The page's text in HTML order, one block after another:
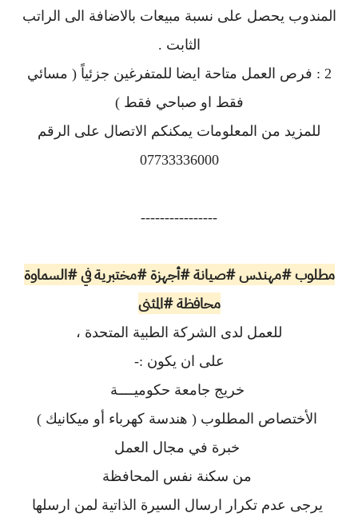
المندوب يحصل على نسبة مبيعات بالاضافة الى الراتب
الثابت .
2 : فرص العمل متاحة ايضا للمتفرغين جزئياً ( مسائي
فقط او صباحي فقط )
للمزيد من المعلومات يمكنكم الاتصال على الرقم
07733336000
----------------
مطلوب #مهندس #صيانة #أجهزة #مختبرية في #السماوة
محافظة #المثنى
للعمل لدى الشركة الطبية المتحدة ،
على ان يكون :-
خريج جامعة حكوميــــة
الأختصاص المطلوب ( هندسة كهرباء أو ميكانيك )
خبرة في مجال العمل
من سكنة نفس المحافظة
يرجى عدم تكرار ارسال السيرة الذاتية لمن ارسلها